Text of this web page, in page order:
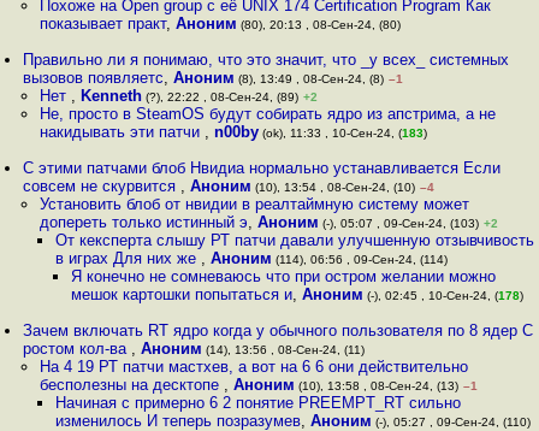
Похоже на Open group с её UNIX 174 Certification Program Как
показывает практ, Аноним (80), 20:13 , 08-Сен-24, (80)
Правильно ли я понимаю, что это значит, что _у всех_ системных
вызовов появляетс,Аноним (8), 13:49 , 08-Сен-24, (8) –1
Нет , Kenneth(?), 22:22 , 08-Сен-24, (89) +2
Не, просто в SteamOS будут собирать ядро из апстрима, а не
накидывать эти патчи , n00by(ok), 11:33 , 10-Сен-24, (183)
С этими патчами блоб Нвидиа нормально устанавливается Если
совсем не скурвится ,Аноним (10), 13:54 , 08-Сен-24, (10) –4
Установить блоб от нвидии в реалтаймную систему может
допереть только истинный э, Аноним (-), 05:07 , 09-Сен-24, (103) +2
От кексперта слышу РТ патчи давали улучшенную отзывчивость
в играх Для них же , Аноним (114), 06:56 , 09-Сен-24, (114)
Я конечно не сомневаюсь что при остром желании можно
мешок картошки попытаться и,Аноним (-), 02:45 , 10-Сен-24, (178)
Зачем включать RT ядро когда у обычного пользователя по 8 ядер С
ростом кол-ва ,Аноним (14), 13:56 , 08-Сен-24, (11)
На 4 19 РТ патчи мастхев, а вот на 6 6 они действительно
бесполезны на десктопе , Аноним (10), 13:58 , 08-Сен-24, (13) –1
Начиная с примерно 6 2 понятие PREEMPT_RT сильно
изменилось И теперь позразумев, Аноним (-), 05:27 , 09-Сен-24, (110)